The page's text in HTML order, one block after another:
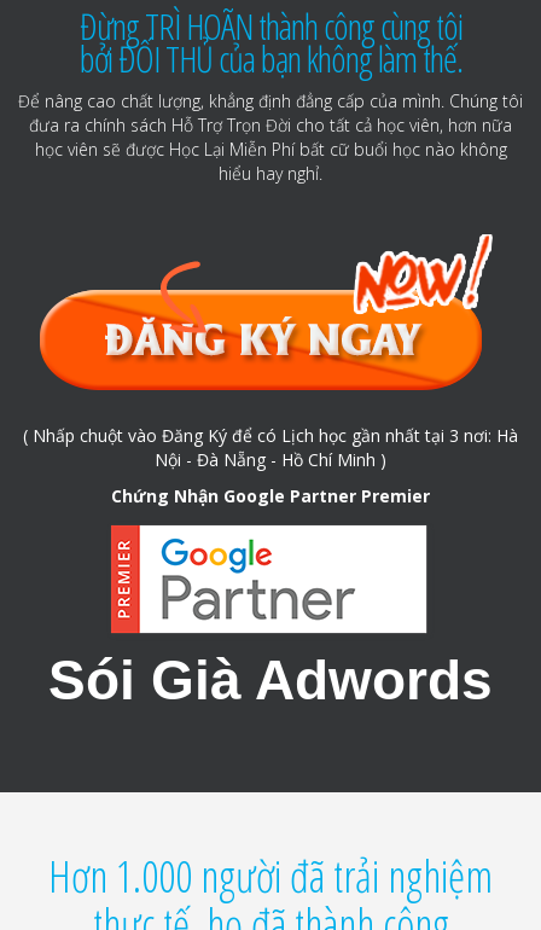
Đừng TRÌ HOÃN thành công cùng tôi
bởi ĐỐI THỦ của bạn không làm thế.
Để nâng cao chất lượng, khẳng định đẳng cấp của mình. Chúng tôi
đưa ra chính sách Hỗ Trợ Trọn Đời cho tất cả học viên, hơn nữa
học viên sẽ được Học Lại Miễn Phí bất cữ buổi học nào không
hiểu hay nghỉ.
( Nhấp chuột vào Đăng Ký để có Lịch học gần nhất tại 3 nơi: Hà
Nội - Đà Nẵng - Hồ Chí Minh )
Chứng Nhận Google Partner Premier
Sói Già Adwords
Hơn 1.000 người đã trải nghiệm